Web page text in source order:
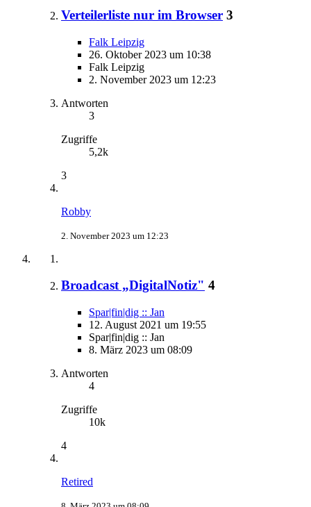
Verteilerliste nur im Browser 3
Falk Leipzig
26. Oktober 2023 um 10:38
Falk Leipzig
2. November 2023 um 12:23
Antworten
3
Zugriffe
5,2k
3
Robby
2. November 2023 um 12:23
Broadcast „DigitalNotiz" 4
Spar|fin|dig :: Jan
12. August 2021 um 19:55
Spar|fin|dig :: Jan
8. März 2023 um 08:09
Antworten
4
Zugriffe
10k
4
Retired